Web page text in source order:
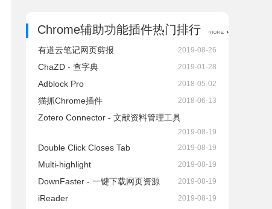
Chrome辅助功能插件热门排行
有道云笔记网页剪报 2019-08-26
ChaZD - 查字典 2019-01-28
Adblock Pro 2018-05-02
猫抓Chrome插件 2018-06-13
Zotero Connector - 文献资料管理工具
2019-08-19
Double Click Closes Tab 2019-08-19
Multi-highlight 2019-08-19
DownFaster - 一键下载网页资源 2019-08-19
iReader 2019-08-19